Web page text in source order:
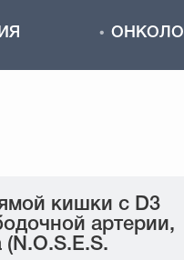
кишки c D3
артерии,